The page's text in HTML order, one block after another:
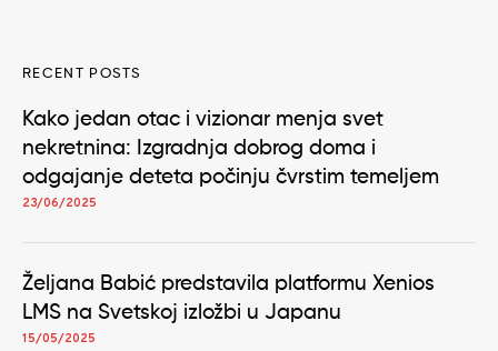
RECENT POSTS
Kako jedan otac i vizionar menja svet
nekretnina: Izgradnja dobrog doma i
odgajanje deteta počinju čvrstim temeljem
23/06/2025
Željana Babić predstavila platformu Xenios
LMS na Svetskoj izložbi u Japanu
15/05/2025